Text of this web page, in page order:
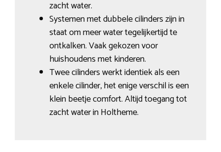
zacht water.
Systemen met dubbele cilinders zijn in
staat om meer water tegelijkertijd te
ontkalken. Vaak gekozen voor
huishoudens met kinderen.
Twee cilinders werkt identiek als een
enkele cilinder, het enige verschil is een
klein beetje comfort. Altijd toegang tot
zacht water in Holtheme.